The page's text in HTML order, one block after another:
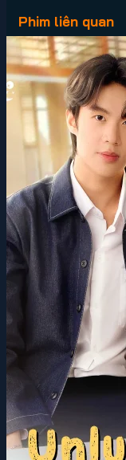
Phim liên quan